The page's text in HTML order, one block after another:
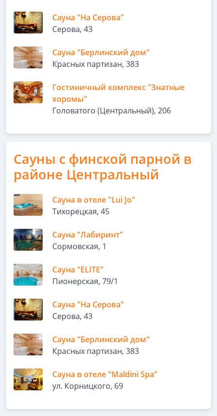
Сауна "На Серова"
Серова, 43
Сауна "Берлинский дом"
Красных партизан, 383
Гостиничный комплекс "Знатные
хоромы"
Головатого (Центральный), 206
Сауны с финской парной в
районе Центральный
Сауна в отеле "Lui Jo"
Тихорецкая, 45
Сауна "Лабиринт"
Сормовская, 1
Сауна "ELITE"
Пионерская, 79/1
Сауна "На Серова"
Серова, 43
Сауна "Берлинский дом"
Красных партизан, 383
Сауна в отеле "Maldini Spa"
ул. Корницкого, 69